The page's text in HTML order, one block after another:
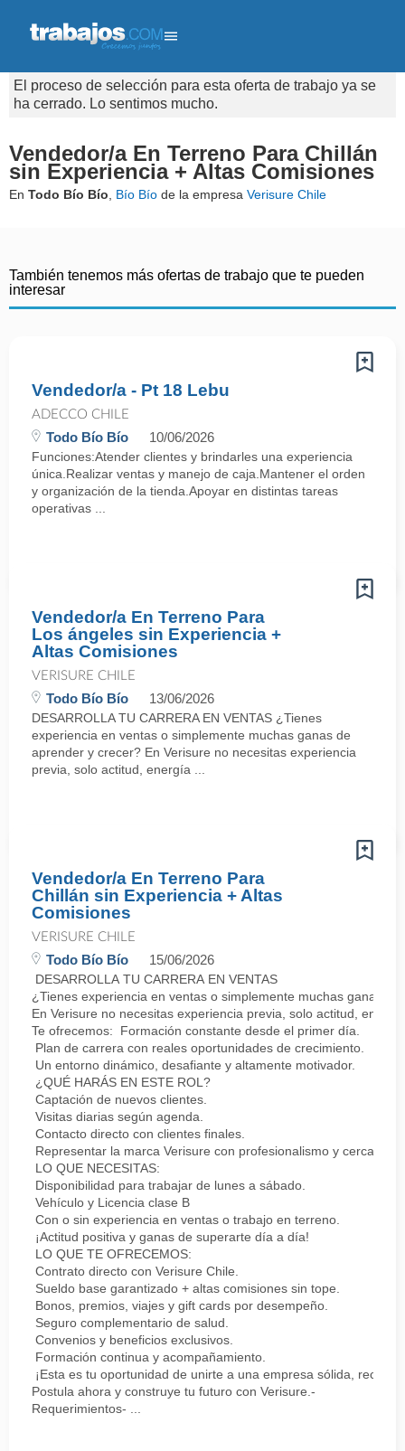
El proceso de selección para esta oferta de trabajo ya se
ha cerrado. Lo sentimos mucho.
Vendedor/a En Terreno Para Chillán
sin Experiencia + Altas Comisiones
En Todo Bío Bío Bío Bío de la empresa Verisure Chile
También tenemos más ofertas de trabajo que te pueden
interesar
Vendedor/a - Pt 18 Lebu
ADECCO CHILE
Todo Bío Bío 10/06/2026
Funciones:Atender clientes y brindarles una experiencia
única.Realizar ventas y manejo de caja.Mantener el orden
y organización de la tienda.Apoyar en distintas tareas
operativas ...
Vendedor/a En Terreno Para
Los ángeles sin Experiencia +
Altas Comisiones
VERISURE CHILE
Todo Bío Bío 13/06/2026
DESARROLLA TU CARRERA EN VENTAS ¿Tienes
experiencia en ventas o simplemente muchas ganas de
aprender y crecer? En Verisure no necesitas experiencia
previa, solo actitud, energía ...
Vendedor/a En Terreno Para
Chillán sin Experiencia + Altas
Comisiones
VERISURE CHILE
Todo Bío Bío 15/06/2026
DESARROLLA TU CARRERA EN VENTAS
¿Tienes experiencia en ventas o simplemente muchas ganas
En Verisure no necesitas experiencia previa, solo actitud,
Te ofrecemos: Formación constante desde el primer día.
Plan de carrera con reales oportunidades de crecimiento.
Un entorno dinámico, desafiante y altamente motivador.
¿QUÉ HARÁS EN ESTE ROL?
Captación de nuevos clientes.
Visitas diarias según agenda.
Contacto directo con clientes finales.
Representar la marca Verisure con profesionalismo y cercanía.
LO QUE NECESITAS:
Disponibilidad para trabajar de lunes a sábado.
Vehículo y Licencia clase B
Con o sin experiencia en ventas o trabajo en terreno.
¡Actitud positiva y ganas de superarte día a día!
LO QUE TE OFRECEMOS:
Contrato directo con Verisure Chile.
Sueldo base garantizado + altas comisiones sin tope.
Bonos, premios, viajes y gift cards por desempeño.
Seguro complementario de salud.
Convenios y beneficios exclusivos.
Formación continua y acompañamiento.
¡Esta es tu oportunidad de unirte a una empresa sólida,
Postula ahora y construye tu futuro con Verisure.-
Requerimientos- ...